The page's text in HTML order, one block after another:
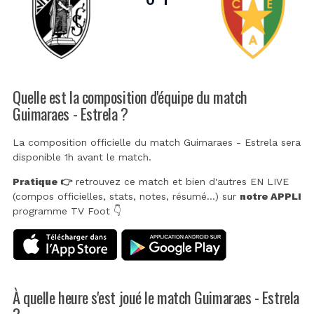
Quelle est la composition d'équipe du match
Guimaraes - Estrela ?
La composition officielle du match Guimaraes - Estrela sera
disponible 1h avant le match.
Pratique 👉retrouvez ce match et bien d'autres EN LIVE
(compos officielles, stats, notes, résumé...) sur notre APPLI
programme TV Foot 👇
À quelle heure s'est joué le match Guimaraes - Estrela